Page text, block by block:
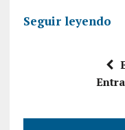
Seguir leyendo